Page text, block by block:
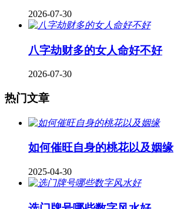
2026-07-30
八字劫财多的女人命好不好
2026-07-30
热门文章
如何催旺自身的桃花以及姻缘
2025-04-30